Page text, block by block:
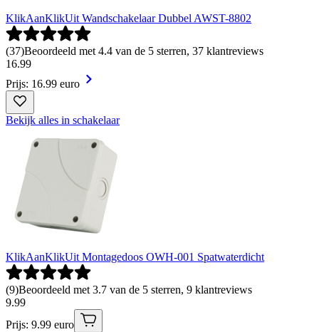
KlikAanKlikUit Wandschakelaar Dubbel AWST-8802
(37)Beoordeeld met 4.4 van de 5 sterren, 37 klantreviews
16.99
Prijs: 16.99 euro
Bekijk alles in schakelaar
KlikAanKlikUit Montagedoos OWH-001 Spatwaterdicht
(9)Beoordeeld met 3.7 van de 5 sterren, 9 klantreviews
9.99
Prijs: 9.99 euro